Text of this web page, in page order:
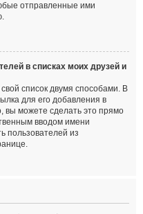
отправленные ими
в списках моих друзей и
список двумя способами. В
для его добавления в
вы можете сделать это прямо
вводом имени
пользователей из